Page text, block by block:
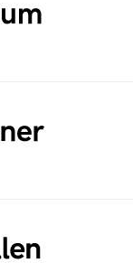
kureras
lektioner